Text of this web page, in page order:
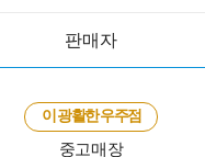
판매자
이 광활한 우주점
중고매장